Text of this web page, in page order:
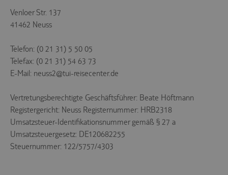
Venloer Str. 137
41462 Neuss
Telefon: (0 21 31) 5 50 05
Telefax: (0 21 31) 54 63 73
E-Mail: neuss2@tui-reisecenter.de
Vertretungsberechtigte Geschäftsführer: Beate Höftmann
Registergericht: Neuss Registernummer: HRB2318
Umsatzsteuer-Identifikationsnummer gemäß § 27 a
Umsatzsteuergesetz: DE120682255
Steuernummer: 122/5757/4303
Kernfunktionalität der Website
erforderlich.
agency .trc.easyweb.travel
Speichert die